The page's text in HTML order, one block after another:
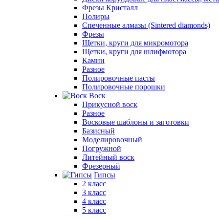
Фрезы Кристалл
Полиры
Спеченные алмазы (Sintered diamonds)
Фрезы
Щетки, круги для микромотора
Щетки, круги для шлифмотора
Камни
Разное
Полировочные пасты
Полировочные порошки
Воск
Прикусной воск
Разное
Восковые шаблоны и заготовки
Базисный
Моделировочный
Погружной
Литейный воск
Фрезерный
Гипсы
2 класс
3 класс
4 класс
5 класс